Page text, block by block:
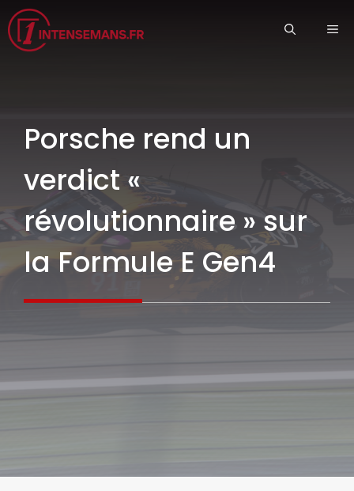
Aller
au
contenu
Porsche rend un
verdict «
révolutionnaire » sur
la Formule E Gen4